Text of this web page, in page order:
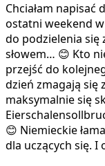
Chciałam napisać dziś zupełnie o czymś innym, ale
ostatni weekend
do podzielenia się
słowem… 😊 Kto
przejść do
dzień zmagają się
maksymalnie się
😊 Niemieckie
dla uczących się. I